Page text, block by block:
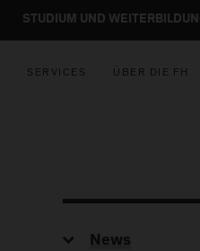
STUDIUM UND
SERVICES ÜBER DIE FH
News